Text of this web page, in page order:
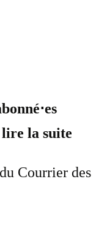
lire la suite
Courrier des